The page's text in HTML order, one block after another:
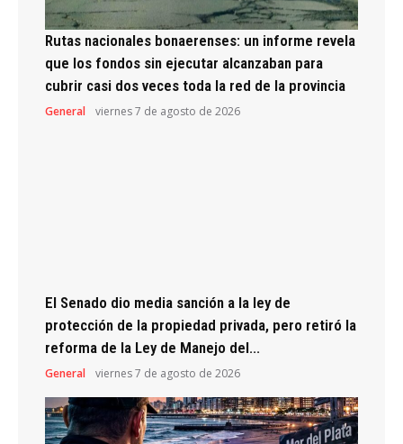
Rutas nacionales bonaerenses: un informe revela
que los fondos sin ejecutar alcanzaban para
cubrir casi dos veces toda la red de la provincia
General viernes 7 de agosto de 2026
El Senado dio media sanción a la ley de
protección de la propiedad privada, pero retiró la
reforma de la Ley de Manejo del...
General viernes 7 de agosto de 2026